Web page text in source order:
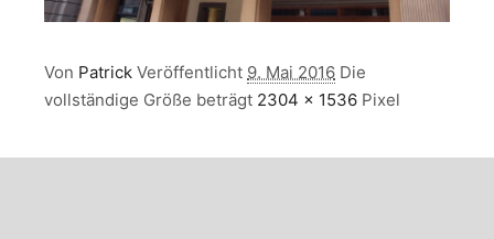
Von Patrick Veröffentlicht 9. Mai 2016 Die
vollständige Größe beträgt 2304 × 1536 Pixel